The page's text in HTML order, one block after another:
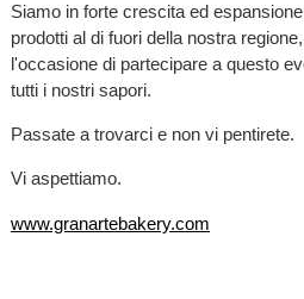
Siamo in forte crescita ed
prodotti al di fuori della nostra
l'occasione di partecipare a questo
tutti i nostri sapori.
Passate a trovarci e non vi pentirete.
Vi aspettiamo.
www.granartebakery.com